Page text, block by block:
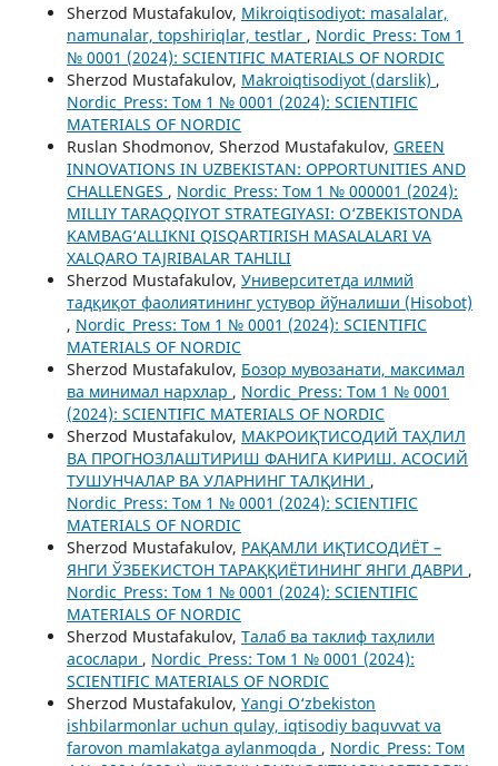
Sherzod Mustafakulov, Mikroiqtisodiyot: masalalar,
namunalar, topshiriqlar, testlar , Nordic_Press: Том 1
№ 0001 (2024): SCIENTIFIC MATERIALS OF NORDIC
Sherzod Mustafakulov, Makroiqtisodiyot (darslik) ,
Nordic_Press: Том 1 № 0001 (2024): SCIENTIFIC
MATERIALS OF NORDIC
Ruslan Shodmonov, Sherzod Mustafakulov, GREEN
INNOVATIONS IN UZBEKISTAN: OPPORTUNITIES AND
CHALLENGES , Nordic_Press: Том 1 № 000001 (2024):
MILLIY TARAQQIYOT STRATEGIYASI: O‘ZBEKISTONDA
KAMBAG‘ALLIKNI QISQARTIRISH MASALALARI VA
XALQARO TAJRIBALAR TAHLILI
Sherzod Mustafakulov, Университетда илмий
тадқиқот фаолиятининг устувор йўналиши (Hisobot)
, Nordic_Press: Том 1 № 0001 (2024): SCIENTIFIC
MATERIALS OF NORDIC
Sherzod Mustafakulov, Бозор мувозанати, максимал
ва минимал нархлар , Nordic_Press: Том 1 № 0001
(2024): SCIENTIFIC MATERIALS OF NORDIC
Sherzod Mustafakulov, МАКРОИҚТИСОДИЙ ТАҲЛИЛ
ВА ПРОГНОЗЛАШТИРИШ ФАНИГА КИРИШ. АСОСИЙ
ТУШУНЧАЛАР ВА УЛАРНИНГ ТАЛҚИНИ ,
Nordic_Press: Том 1 № 0001 (2024): SCIENTIFIC
MATERIALS OF NORDIC
Sherzod Mustafakulov, РАҚАМЛИ ИҚТИСОДИЁТ –
ЯНГИ ЎЗБЕКИСТОН ТАРАҚҚИЁТИНИНГ ЯНГИ ДАВРИ ,
Nordic_Press: Том 1 № 0001 (2024): SCIENTIFIC
MATERIALS OF NORDIC
Sherzod Mustafakulov, Талаб ва таклиф таҳлили
асослари , Nordic_Press: Том 1 № 0001 (2024):
SCIENTIFIC MATERIALS OF NORDIC
Sherzod Mustafakulov, Yangi O‘zbekiston
ishbilarmonlar uchun qulay, iqtisodiy baquvvat va
farovon mamlakatga aylanmoqda , Nordic_Press: Том